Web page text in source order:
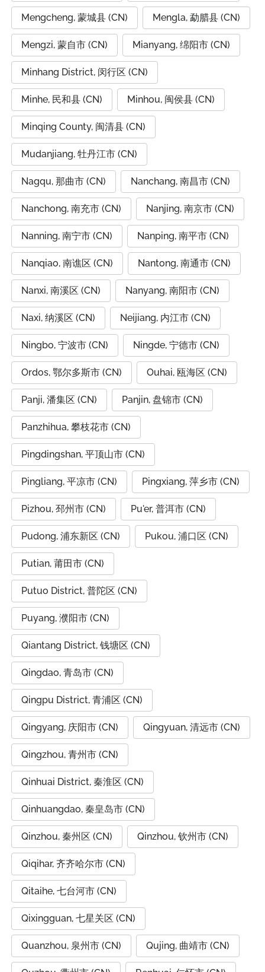
Mengcheng, 蒙城县 (CN) Mengla, 勐腊县 (CN)
Mengzi, 蒙自市 (CN) Mianyang, 绵阳市 (CN)
Minhang District, 闵行区 (CN)
Minhe, 民和县 (CN) Minhou, 闽侯县 (CN)
Minqing County, 闽清县 (CN)
Mudanjiang, 牡丹江市 (CN)
Nagqu, 那曲市 (CN) Nanchang, 南昌市 (CN)
Nanchong, 南充市 (CN) Nanjing, 南京市 (CN)
Nanning, 南宁市 (CN) Nanping, 南平市 (CN)
Nanqiao, 南谯区 (CN) Nantong, 南通市 (CN)
Nanxi, 南溪区 (CN) Nanyang, 南阳市 (CN)
Naxi, 纳溪区 (CN) Neijiang, 内江市 (CN)
Ningbo, 宁波市 (CN) Ningde, 宁德市 (CN)
Ordos, 鄂尔多斯市 (CN) Ouhai, 瓯海区 (CN)
Panji, 潘集区 (CN) Panjin, 盘锦市 (CN)
Panzhihua, 攀枝花市 (CN)
Pingdingshan, 平顶山市 (CN)
Pingliang, 平凉市 (CN) Pingxiang, 萍乡市 (CN)
Pizhou, 邳州市 (CN) Pu'er, 普洱市 (CN)
Pudong, 浦东新区 (CN) Pukou, 浦口区 (CN)
Putian, 莆田市 (CN)
Putuo District, 普陀区 (CN)
Puyang, 濮阳市 (CN)
Qiantang District, 钱塘区 (CN)
Qingdao, 青岛市 (CN)
Qingpu District, 青浦区 (CN)
Qingyang, 庆阳市 (CN) Qingyuan, 清远市 (CN)
Qingzhou, 青州市 (CN)
Qinhuai District, 秦淮区 (CN)
Qinhuangdao, 秦皇岛市 (CN)
Qinzhou, 秦州区 (CN) Qinzhou, 钦州市 (CN)
Qiqihar, 齐齐哈尔市 (CN)
Qitaihe, 七台河市 (CN)
Qixingguan, 七星关区 (CN)
Quanzhou, 泉州市 (CN) Qujing, 曲靖市 (CN)